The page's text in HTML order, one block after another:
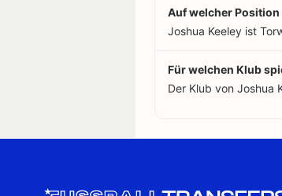
Auf welcher
Joshua Keeley ist
Für welchen Klub
Der Klub von Joshua